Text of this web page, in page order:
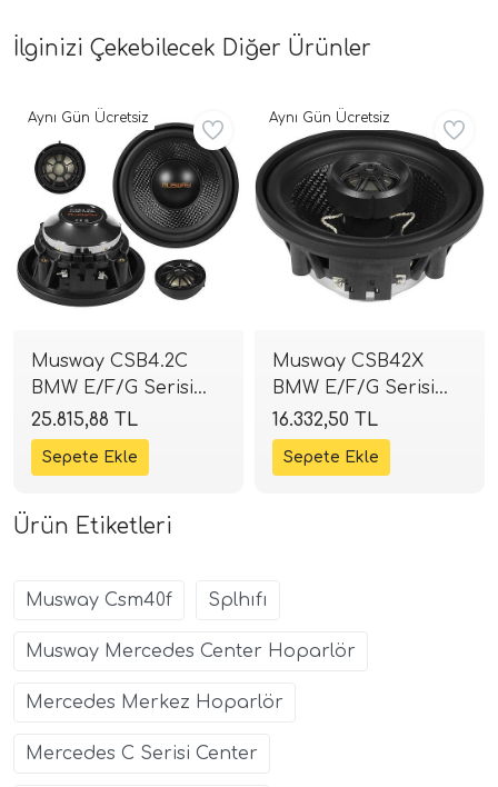
İlginizi Çekebilecek Diğer Ürünler
Musway CSB4.2C
BMW E/F/G Serisi
Uyumlu 10 cm
Komponent Mid
Takımı | SPLHIFI
25.815,88 TL
Aynı Gün Ücretsiz
Musway CSB42X
BMW E/F/G Serisi
Uyumlu 10 cm
Koaksiyel Hoparlör |
SPLHIFI
16.332,50 TL
Aynı Gün Ücretsiz
Ürün Etiketleri
Musway Csm40f Splhıfı
Musway Mercedes Center Hoparlör
Mercedes Merkez Hoparlör
Mercedes C Serisi Center